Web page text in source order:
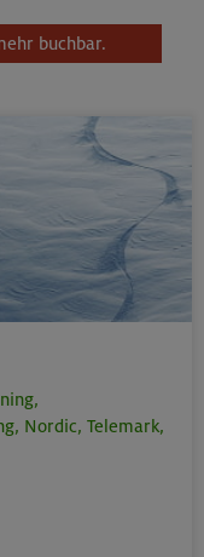
buchbar.
Nordic, Telemark,